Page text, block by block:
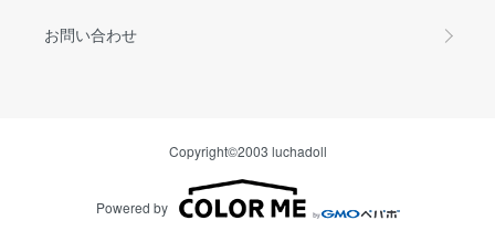
お問い合わせ
Copyright©2003 luchadoll
Powered by